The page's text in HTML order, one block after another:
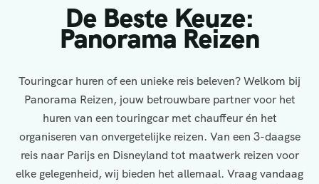
De Beste Keuze:
Panorama Reizen
Touringcar huren of een unieke reis beleven? Welkom bij
Panorama Reizen, jouw betrouwbare partner voor het
huren van een touringcar met chauffeur én het
organiseren van onvergetelijke reizen. Van een 3-daagse
reis naar Parijs en Disneyland tot maatwerk reizen voor
elke gelegenheid, wij bieden het allemaal. Vraag vandaag